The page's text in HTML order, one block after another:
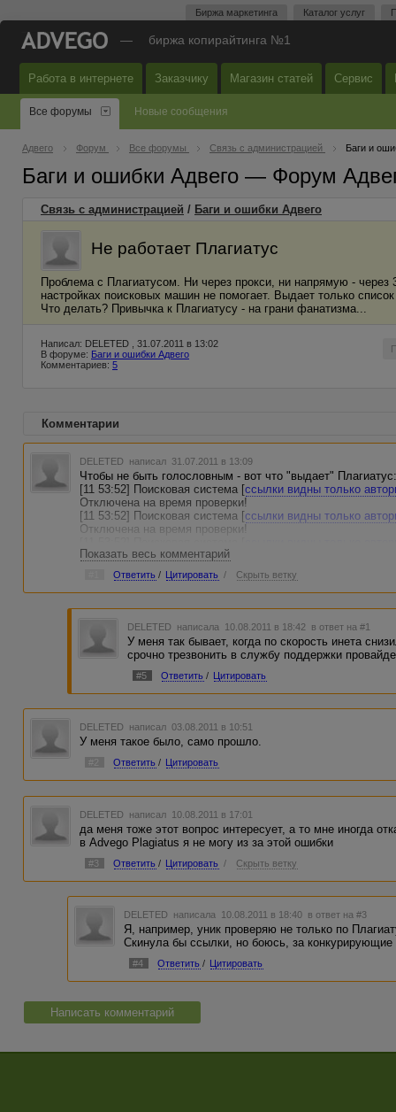
Биржа маркетинга Каталог услуг
— биржа копирайтинга №1
Работа в интернете Заказчику Магазин статей Сервис
Все форумы Новые сообщения
Адвего Форум Все форумы Связь с администрацией Баги и
Баги и ошибки Адвего — Форум
Связь с администрацией / Баги и ошибки Адвего
Не работает Плагиатус
Проблема с Плагиатусом. Ни через прокси, ни напрямую - через
настройках поисковых машин не помогает. Выдает только
Что делать? Привычка к Плагиатусу - на грани фанатизма...
Написал: DELETED , 31.07.2011 в 13:02
В форуме: Баги и ошибки Адвего
Комментариев: 5
Комментарии
DELETED написал 31.07.2011 в 13:09
Чтобы не быть голословным - вот что "выдает"
[11 53:52] Поисковая система [ссылки видны только
Отключена на время проверки!
[11 53:52] Поисковая система [ссылки видны только
Отключена на время проверки!
Отключена на время проверки!
[11 53:52] Поисковая система [
Отключена на время проверки!
[11 53:52] Поисковая система [ссылки видны только
Отключена на время проверки!
[11 53:52] Поисковая система [ссылки видны только
Отключена на время проверки!
[11 53:52] Поисковая система [ссылки видны только
Отключена на время проверки!
[11 53:52] Доступные поисковые машины не обнаружены
Показать весь комментарий
Ответить / Цитировать / Скрыть ветку
DELETED написала 10.08.2011 в 18:42 в ответ на #1
У меня так бывает, когда по скорость инета
срочно трезвонить в службу поддержки
#5 Ответить / Цитировать
DELETED написал 03.08.2011 в 10:51
У меня такое было, само прошло.
#2 Ответить / Цитировать
DELETED написал 10.08.2011 в 17:01
да меня тоже этот вопрос интересует, а то мне иногда
в Advego Plagiatus я не могу из за этой ошибки
#3 Ответить / Цитировать / Скрыть ветку
DELETED написала 10.08.2011 в 18:40 в ответ на #3
Я, например, уник проверяю не только по
Скинула бы ссылки, но боюсь, за конкурирующие
#4 Ответить / Цитировать
Написать комментарий